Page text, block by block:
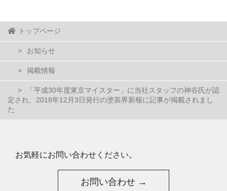
トップページ
お知らせ
掲載情報
「平成30年度東京マイスター」に当社スタッフの神谷氏が認
定され、2018年12月3日発行の塗装界新報に記事が掲載されまし
た
お気軽にお問い合わせください。
お問い合わせ →